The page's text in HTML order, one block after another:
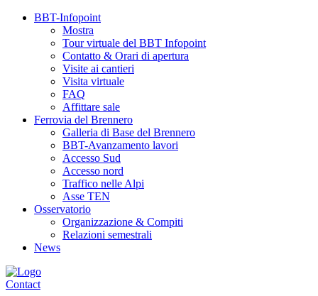
BBT-Infopoint
Mostra
Tour virtuale del BBT Infopoint
Contatto & Orari di apertura
Visite ai cantieri
Visita virtuale
FAQ
Affittare sale
Ferrovia del Brennero
Galleria di Base del Brennero
BBT-Avanzamento lavori
Accesso Sud
Accesso nord
Traffico nelle Alpi
Asse TEN
Osservatorio
Organizzazione & Compiti
Relazioni semestrali
News
Contact